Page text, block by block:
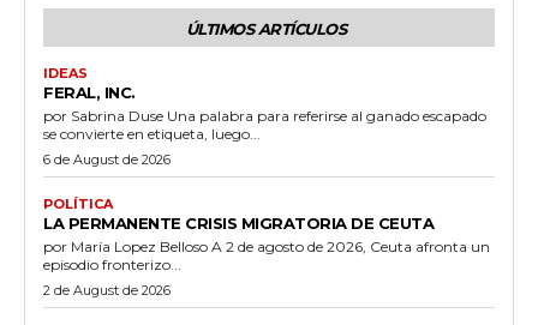
ÚLTIMOS ARTÍCULOS
IDEAS
FERAL, INC.
por Sabrina Duse Una palabra para referirse al ganado escapado
se convierte en etiqueta, luego...
6 de August de 2026
POLÍTICA
LA PERMANENTE CRISIS MIGRATORIA DE CEUTA
por María Lopez Belloso A 2 de agosto de 2026, Ceuta afronta un
episodio fronterizo...
2 de August de 2026